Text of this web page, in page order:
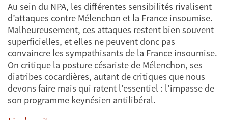
Au sein du NPA, les différentes sensibilités rivalisent
d’attaques contre Mélenchon et la France insoumise.
Malheureusement, ces attaques restent bien souvent
superficielles, et elles ne peuvent donc pas
convaincre les sympathisants de la France insoumise.
On critique la posture césariste de Mélenchon, ses
diatribes cocardières, autant de critiques que nous
devons faire mais qui ratent l’essentiel : l’impasse de
son programme keynésien antilibéral.